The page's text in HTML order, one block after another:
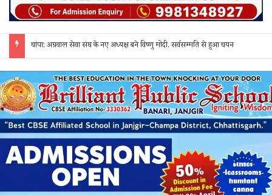
चांपा: अग्रवाल सेवा संघ के नए अध्यक्ष बने विष्णु मोदी, सर्वसम्मति से हुआ चयन